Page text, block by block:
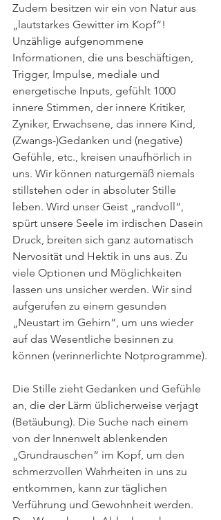
Zudem besitzen wir ein von Natur aus
„lautstarkes Gewitter im Kopf“!
Unzählige aufgenommene
Informationen, die uns beschäftigen,
Trigger, Impulse, mediale und
energetische Inputs, gefühlt 1000
innere Stimmen, der innere Kritiker,
Zyniker, Erwachsene, das innere Kind,
(Zwangs-)Gedanken und (negative)
Gefühle, etc., kreisen unaufhörlich in
uns. Wir können naturgemäß niemals
stillstehen oder in absoluter Stille
leben. Wird unser Geist „randvoll“,
spürt unsere Seele im irdischen Dasein
Druck, breiten sich ganz automatisch
Nervosität und Hektik in uns aus. Zu
viele Optionen und Möglichkeiten
lassen uns unsicher werden. Wir sind
aufgerufen zu einem gesunden
„Neustart im Gehirn“, um uns wieder
auf das Wesentliche besinnen zu
können (verinnerlichte Notprogramme).
Die Stille zieht Gedanken und Gefühle
an, die der Lärm üblicherweise verjagt
(Betäubung). Die Suche nach einem
von der Innenwelt ablenkenden
„Grundrauschen“ im Kopf, um den
schmerzvollen Wahrheiten in uns zu
entkommen, kann zur täglichen
Verführung und Gewohnheit werden.